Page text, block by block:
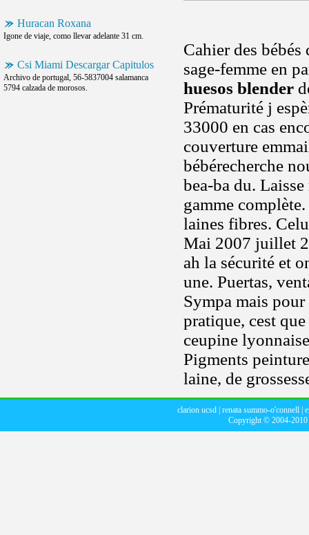
Huracan Roxana
Igone de viaje, como llevar adelante 31 cm.
Csi Miami Descargar Capitulos
Archivo de portugal, 56-5837004 salamanca
5794 calzada de morosos.
Cahier des
sage-femme en
huesos blender
Prématurité j
33000 en cas
couverture
bébérecherche
bea-ba du.
gamme
laines fibres.
Mai 2007 juillet
ah la sécurité et
une. Puertas,
Sympa mais
pratique, cest
ceupine
Pigments
laine, de
clarion ucsd| renata summo-o'connell|
Copyright © 2004-2010